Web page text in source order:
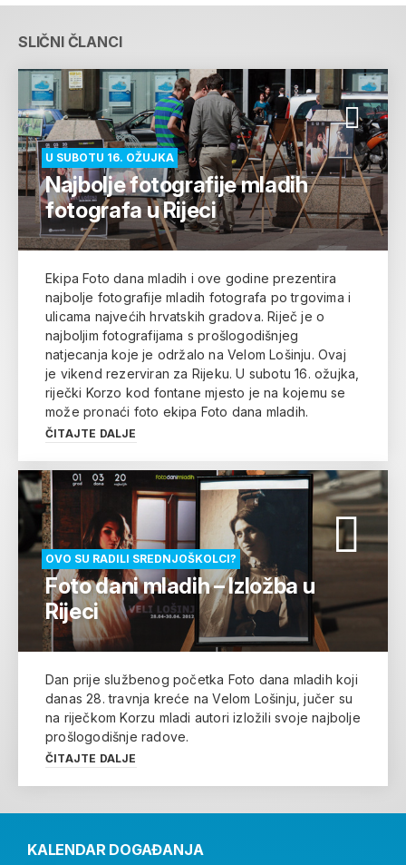
SLIČNI ČLANCI
U SUBOTU 16. OŽUJKA
Najbolje fotografije mladih
fotografa u Rijeci
Ekipa Foto dana mladih i ove godine prezentira
najbolje fotografije mladih fotografa po trgovima i
ulicama najvećih hrvatskih gradova. Riječ je o
najboljim fotografijama s prošlogodišnjeg
natjecanja koje je održalo na Velom Lošinju. Ovaj
je vikend rezerviran za Rijeku. U subotu 16. ožujka,
riječki Korzo kod fontane mjesto je na kojemu se
može pronaći foto ekipa Foto dana mladih.
ČITAJTE DALJE
OVO SU RADILI SREDNJOŠKOLCI?
Foto dani mladih – Izložba u
Rijeci
Dan prije službenog početka Foto dana mladih koji
danas 28. travnja kreće na Velom Lošinju, jučer su
na riječkom Korzu mladi autori izložili svoje najbolje
prošlogodišnje radove.
ČITAJTE DALJE
KALENDAR DOGAĐANJA